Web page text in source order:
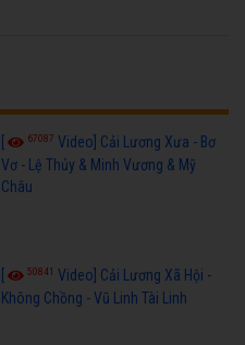
[ 67087 Video] Cải Lương Xưa - Bơ
Vơ - Lệ Thủy & Minh Vương & Mỹ
Châu
50841
Video] Cải Lương Xã Hội -
Không Chồng - Vũ Linh Tài Linh